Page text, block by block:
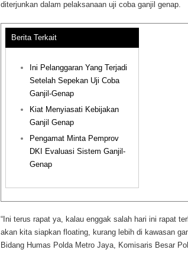
diterjunkan dalam pelaksanaan uji coba ganjil genap.
Berita Terkait
Ini Pelanggaran Yang Terjadi
Setelah Sepekan Uji Coba
Ganjil-Genap
Kiat Menyiasati Kebijakan
Ganjil Genap
Pengamat Minta Pemprov
DKI Evaluasi Sistem Ganjil-
Genap
“Ini terus rapat ya, kalau enggak salah hari ini rapat
akan kita siapkan floating, kurang lebih di kawasan
Bidang Humas Polda Metro Jaya, Komisaris Besar